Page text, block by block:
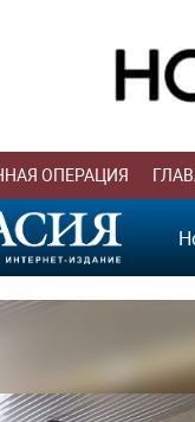
ОПЕРАЦИЯ